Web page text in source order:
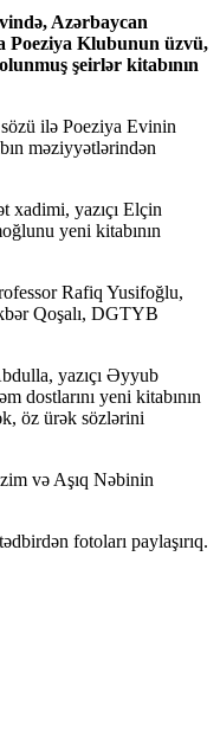
Azərbaycan
Poeziya Klubunun üzvü,
şeirlər kitabının
ilə Poeziya Evinin
məziyyətlərindən
xadimi, yazıçı Elçin
yeni kitabının
Rafiq Yusifoğlu,
Qoşalı, DGTYB
yazıçı Əyyub
dostlarını yeni kitabının
öz ürək sözlərini
və Aşıq Nəbinin
fotoları paylaşırıq.